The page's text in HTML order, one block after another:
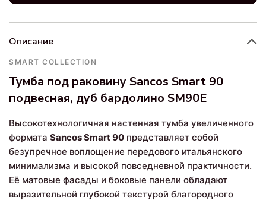
Описание
SMART COLLECTION
Тумба под раковину Sancos Smart 90
подвесная, дуб бардолино SM90E
Высокотехнологичная настенная тумба увеличенного
формата Sancos Smart 90 представляет собой
безупречное воплощение передового итальянского
минимализма и высокой повседневной практичности.
Её матовые фасады и боковые панели обладают
выразительной глубокой текстурой благородного